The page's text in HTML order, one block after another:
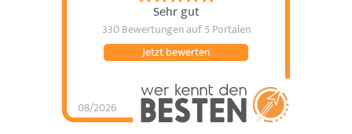
Sehr gut
330 Bewertungenauf 5 Portalen
08/2026
Jetzt bewerten
Rechtsanwaltskanzlei
Berth hat 4.87von5